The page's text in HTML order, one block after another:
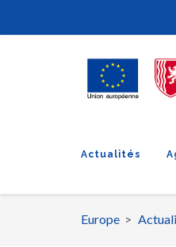
Actualités
Fil
Europe